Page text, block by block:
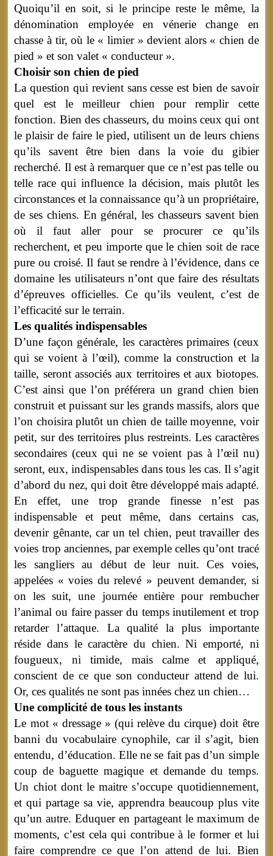
Quoiqu’il en soit, si le principe reste le même, la
dénomination employée en vénerie change en
chasse à tir, où le « limier » devient alors « chien de
pied » et son valet « conducteur ».
Choisir son chien de pied
La question qui revient sans cesse est bien de savoir
quel est le meilleur chien pour remplir cette
fonction. Bien des chasseurs, du moins ceux qui ont
le plaisir de faire le pied, utilisent un de leurs chiens
qu’ils savent être bien dans la voie du gibier
recherché. Il est à remarquer que ce n’est pas telle ou
telle race qui influence la décision, mais plutôt les
circonstances et la connaissance qu’à un propriétaire,
de ses chiens. En général, les chasseurs savent bien
où il faut aller pour se procurer ce qu’ils
recherchent, et peu importe que le chien soit de race
pure ou croisé. Il faut se rendre à l’évidence, dans ce
domaine les utilisateurs n’ont que faire des résultats
d’épreuves officielles. Ce qu’ils veulent, c’est de
l’efficacité sur le terrain.
Les qualités indispensables
D’une façon générale, les caractères primaires (ceux
qui se voient à l’œil), comme la construction et la
taille, seront associés aux territoires et aux biotopes.
C’est ainsi que l’on préférera un grand chien bien
construit et puissant sur les grands massifs, alors que
l’on choisira plutôt un chien de taille moyenne, voir
petit, sur des territoires plus restreints. Les caractères
secondaires (ceux qui ne se voient pas à l’œil nu)
seront, eux, indispensables dans tous les cas. Il s’agit
d’abord du nez, qui doit être développé mais adapté.
En effet, une trop grande finesse n’est pas
indispensable et peut même, dans certains cas,
devenir gênante, car un tel chien, peut travailler des
voies trop anciennes, par exemple celles qu’ont tracé
les sangliers au début de leur nuit. Ces voies,
appelées « voies du relevé » peuvent demander, si
on les suit, une journée entière pour rembucher
l’animal ou faire passer du temps inutilement et trop
retarder l’attaque. La qualité la plus importante
réside dans le caractère du chien. Ni emporté, ni
fougueux, ni timide, mais calme et appliqué,
conscient de ce que son conducteur attend de lui.
Or, ces qualités ne sont pas innées chez un chien…
Une complicité de tous les instants
Le mot « dressage » (qui relève du cirque) doit être
banni du vocabulaire cynophile, car il s’agit, bien
entendu, d’éducation. Elle ne se fait pas d’un simple
coup de baguette magique et demande du temps.
Un chiot dont le maitre s’occupe quotidiennement,
et qui partage sa vie, apprendra beaucoup plus vite
qu’un autre. Eduquer en partageant le maximum de
moments, c’est cela qui contribue à le former et lui
faire comprendre ce que l’on attend de lui. Bien